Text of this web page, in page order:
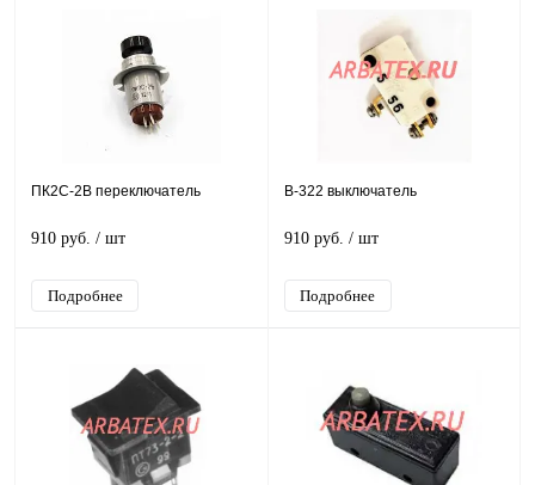
ПК2С-2В переключатель
910 руб. / шт
Подробнее
В-322 выключатель
910 руб. / шт
Подробнее